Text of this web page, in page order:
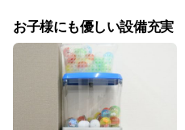
お子様にも優しい設備充実